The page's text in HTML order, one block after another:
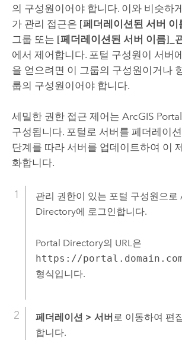
의 구성원이어야 합니다. 이와 비슷하
가 관리 접근은 [페더레이션된 서버 이
그룹 또는 [페더레이션된 서버 이름]_
에서 제어합니다. 포털 구성원이 서버
을 얻으려면 이 그룹의 구성원이거나
룹의 구성원이어야 합니다.
세밀한 권한 접근 제어는 ArcGIS
구성됩니다. 포털로 서버를 페더레이
단계를 따라 서버를 업데이트하여 이
화합니다.
관리 권한이 있는 포털 구성원으로
Directory에 로그인합니다.
Portal Directory의 URL은
https://
형식입니다.
페더레이션 > 서버 로 이동하여 편
합니다.